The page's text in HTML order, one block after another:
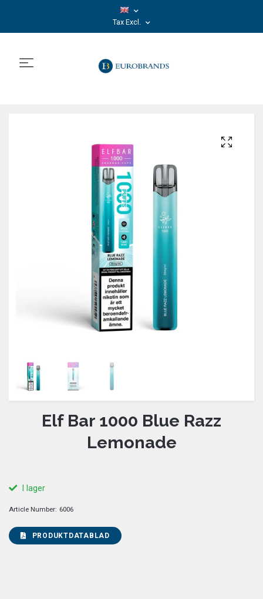
Tax Excl.
Elf Bar 1000 Blue Razz
Lemonade
I lager
Article Number: 6006
PRODUKTDATABLAD